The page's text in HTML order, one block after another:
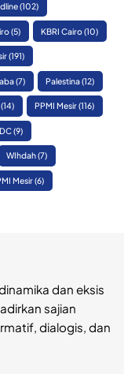
(102)
(5) KBRI Cairo(10)
(191)
(7) Palestina(12)
(14) PPMI Mesir(116)
(9)
WIhdah(7)
Mesir(6)
dan eksis
sajian
dialogis, dan